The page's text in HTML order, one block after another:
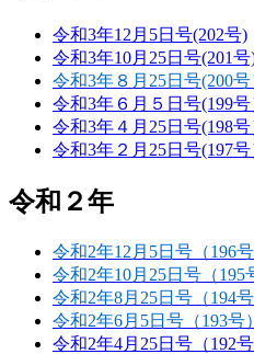
令和3年12月5日号(202号)
令和3年10月25日号(201号
令和3年８月25日号(200号
令和3年６月５日号(199号
令和3年４月25日号(198号
令和3年２月25日号(197号
令和２年
令和2年12月5日号（196号
令和2年10月25日号（195
令和2年8月25日号（194号
令和2年6月5日号（193号）
令和2年4月25日号（192号